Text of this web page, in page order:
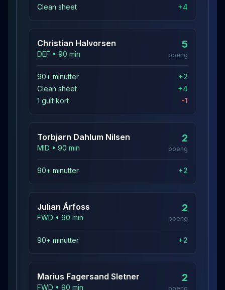
Clean sheet
+4
Christian Halvorsen
DEF • 90 min
5
poeng
90+ minutter +2
Clean sheet
+4
1 gult kort
-1
Torbjørn Dahlum Nilsen
MID • 90 min
2
poeng
90+ minutter +2
Julian Årfoss
FWD • 90 min
2
poeng
90+ minutter +2
Marius Fagersand Sletner
FWD • 90 min
2
poeng